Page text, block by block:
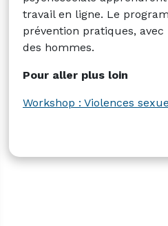
travail en ligne. Le
prévention pratiques,
des hommes.
Pour aller plus loin
Workshop : Violences